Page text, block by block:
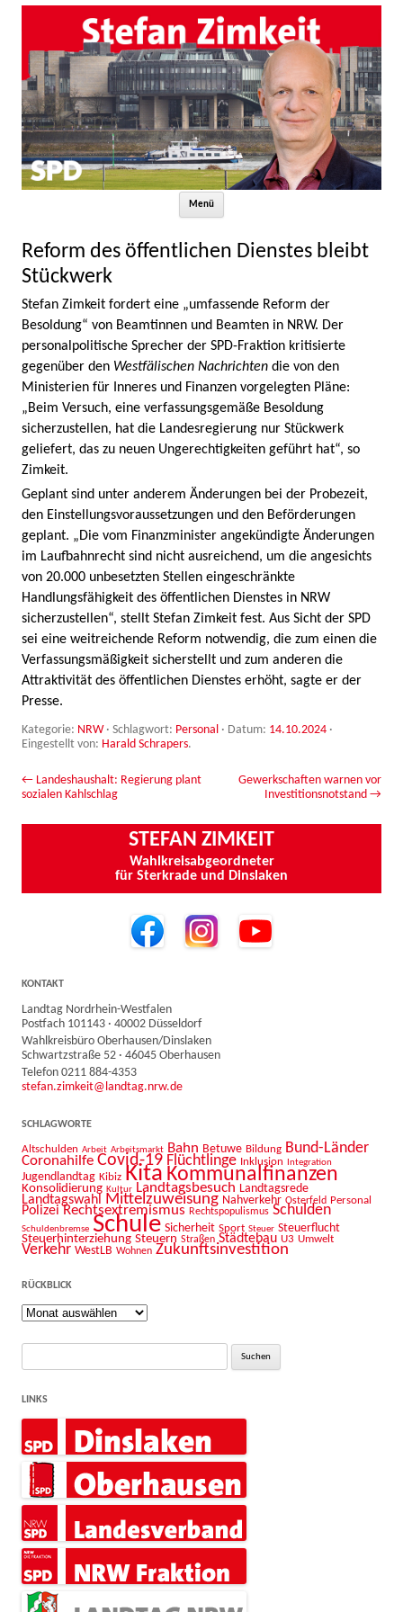
Menü
Reform des öffentlichen Dienstes bleibt
Stückwerk
Stefan Zimkeit fordert eine „umfassende Reform der
Besoldung“ von Beamtinnen und Beamten in NRW. Der
personalpolitische Sprecher der SPD-Fraktion kritisierte
gegenüber den Westfälischen Nachrichten die von den
Ministerien für Inneres und Finanzen vorgelegten Pläne:
„Beim Versuch, eine verfassungsgemäße Besoldung
sicherzustellen, hat die Landesregierung nur Stückwerk
geliefert, das zu neuen Ungerechtigkeiten geführt hat“, so
Zimkeit.
Geplant sind unter anderem Änderungen bei der Probezeit,
den Einstellungsvoraussetzungen und den Beförderungen
geplant. „Die vom Finanzminister angekündigte Änderungen
im Laufbahnrecht sind nicht ausreichend, um die angesichts
von 20.000 unbesetzten Stellen eingeschränkte
Handlungsfähigkeit des öffentlichen Dienstes in NRW
sicherzustellen“, stellt Stefan Zimkeit fest. Aus Sicht der SPD
sei eine weitreichende Reform notwendig, die zum einen die
Verfassungsmäßigkeit sicherstellt und zum anderen die
Attraktivität des öffentlichen Dienstes erhöht, sagte er der
Presse.
Kategorie: NRW· Schlagwort: Personal · Datum: 14.10.2024 ·
Eingestellt von: Harald Schrapers.
Beitrags-Navigation
← Landeshaushalt: Regierung plant
sozialen Kahlschlag
Gewerkschaften warnen vor
Investitionsnotstand →
STEFAN ZIMKEIT
Wahlkreisabgeordneter
für Sterkrade und Dinslaken
KONTAKT
Landtag Nordrhein-Westfalen
Postfach 101143 · 40002 Düsseldorf
Wahlkreisbüro Oberhausen/Dinslaken
Schwartzstraße 52 · 46045 Oberhausen
Telefon 0211 884-4353
stefan.zimkeit@landtag.nrw.de
SCHLAGWORTE
Altschulden Arbeit Arbeitsmarkt Bahn Betuwe Bildung Bund-Länder
Coronahilfe Covid-19 Flüchtlinge Inklusion Integration
Jugendlandtag Kibiz Kita Kommunalfinanzen
Konsolidierung Kultur Landtagsbesuch Landtagsrede
Landtagswahl Mittelzuweisung Nahverkehr Osterfeld Personal
Polizei Rechtsextremismus Rechtspopulismus Schulden
Schuldenbremse Schule Sicherheit Sport Steuer Steuerflucht
Steuerhinterziehung Steuern Straßen Städtebau U3 Umwelt
Verkehr WestLB Wohnen Zukunftsinvestition
RÜCKBLICK
Rückblick
Suche
LINKS